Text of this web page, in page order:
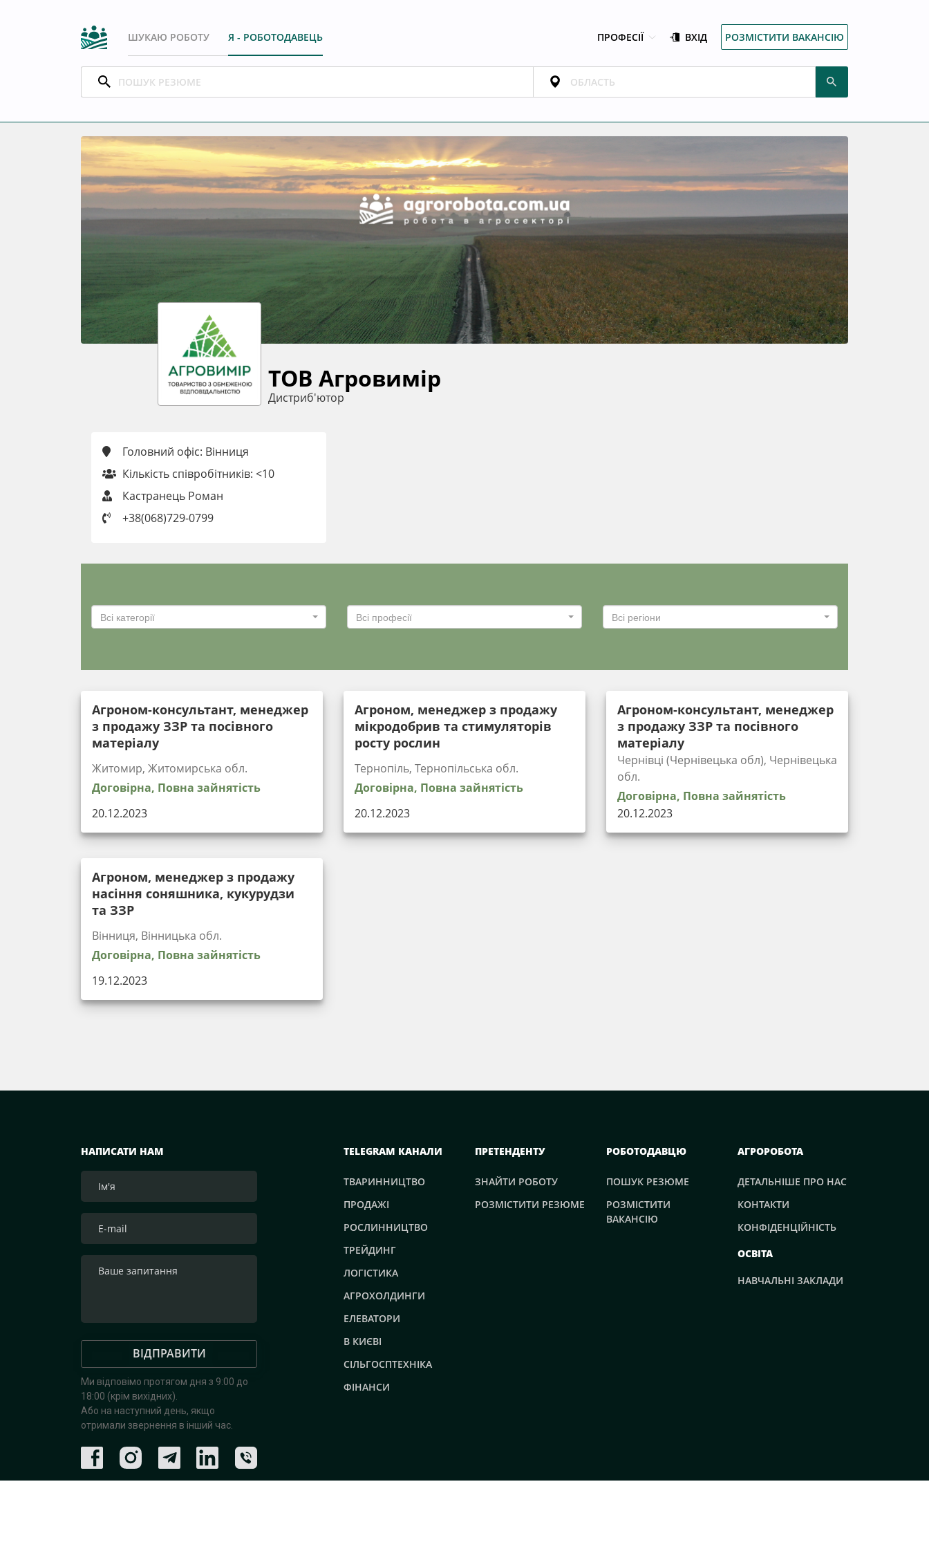
ШУКАЮ РОБОТУ Я - РОБОТОДАВЕЦЬ ПРОФЕСІЇ ВХІД РОЗМІСТИТИ ВАКАНСІЮ
ТОВ Агровимір
Дистриб'ютор
Головний офіс: Вінниця
Кількість співробітників: <10
Кастранець Роман
+38(068)729-0799
Всі категорії Всі професії Всі регіони
Агроном-консультант, менеджер
з продажу ЗЗР та посівного
матеріалу
Житомир, Житомирська обл.
Договірна, Повна зайнятість
20.12.2023
Агроном, менеджер з продажу
мікродобрив та стимуляторів
росту рослин
Тернопіль, Тернопільська обл.
Договірна, Повна зайнятість
20.12.2023
Агроном-консультант, менеджер
з продажу ЗЗР та посівного
матеріалу
Чернівці (Чернівецька обл), Чернівецька
обл.
Договірна, Повна зайнятість
20.12.2023
Агроном, менеджер з продажу
насіння соняшника, кукурудзи
та ЗЗР
Вінниця, Вінницька обл.
Договірна, Повна зайнятість
19.12.2023
НАПИСАТИ НАМ
ВІДПРАВИТИ
Ми відповімо протягом дня з 9:00 до
18:00 (крім вихідних).
Або на наступний день, якщо
отримали звернення в інший час.
TELEGRAM КАНАЛИ
ТВАРИННИЦТВО
ПРОДАЖІ
РОСЛИННИЦТВО
ТРЕЙДИНГ
ЛОГІСТИКА
АГРОХОЛДИНГИ
ЕЛЕВАТОРИ
В КИЄВІ
СІЛЬГОСПТЕХНІКА
ФІНАНСИ
ПРЕТЕНДЕНТУ
ЗНАЙТИ РОБОТУ
РОЗМІСТИТИ РЕЗЮМЕ
РОБОТОДАВЦЮ
ПОШУК РЕЗЮМЕ
РОЗМІСТИТИ
ВАКАНСІЮ
АГРОРОБОТА
ДЕТАЛЬНІШЕ ПРО НАС
КОНТАКТИ
КОНФІДЕНЦІЙНІСТЬ
ОСВІТА
НАВЧАЛЬНІ ЗАКЛАДИ